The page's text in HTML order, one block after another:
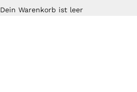
Dein Warenkorb ist leer